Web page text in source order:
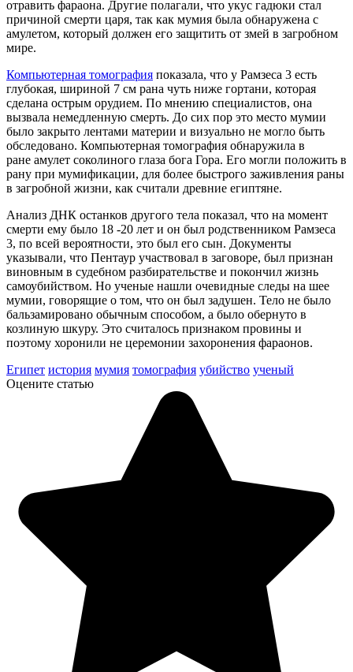
отравить фараона. Другие полагали, что укус гадюки стал
причиной смерти царя, так как мумия была обнаружена с
амулетом, который должен его защитить от змей в загробном
мире.
Компьютерная томография показала, что у Рамзеса 3 есть
глубокая, шириной 7 см рана чуть ниже гортани, которая
сделана острым орудием. По мнению специалистов, она
вызвала немедленную смерть. До сих пор это место мумии
было закрыто лентами материи и визуально не могло быть
обследовано. Компьютерная томография обнаружила в
ране амулет соколиного глаза бога Гора. Его могли положить в
рану при мумификации, для более быстрого заживления раны
в загробной жизни, как считали древние египтяне.
Анализ ДНК останков другого тела показал, что на момент
смерти ему было 18 -20 лет и он был родственником Рамзеса
3, по всей вероятности, это был его сын. Документы
указывали, что Пентаур участвовал в заговоре, был признан
виновным в судебном разбирательстве и покончил жизнь
самоубийством. Но ученые нашли очевидные следы на шее
мумии, говорящие о том, что он был задушен. Тело не было
бальзамировано обычным способом, а было обернуто в
козлиную шкуру. Это считалось признаком провины и
поэтому хоронили не церемонии захоронения фараонов.
Египет история мумия томография убийство ученый
Оцените статью